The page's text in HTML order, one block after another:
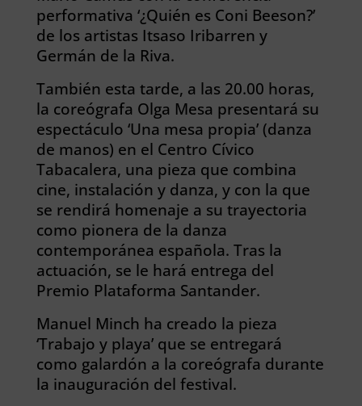
performativa ‘¿Quién es Coni Beeson?’
de los artistas Itsaso Iribarren y
Germán de la Riva.
También esta tarde, a las 20.00 horas,
la coreógrafa Olga Mesa presentará su
espectáculo ‘Una mesa propia’ (danza
de manos) en el Centro Cívico
Tabacalera, una pieza que combina
cine, instalación y danza, y con la que
se rendirá homenaje a su trayectoria
como pionera de la danza
contemporánea española. Tras la
actuación, se le hará entrega del
Premio Plataforma Santander.
Manuel Minch ha creado la pieza
‘Trabajo y playa’ que se entregará
como galardón a la coreógrafa durante
la inauguración del festival.